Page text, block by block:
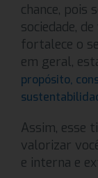
chance, pois
sociedade,
fortalece o
em geral,
propósito,
Assim, esse
valorizar
e interna e